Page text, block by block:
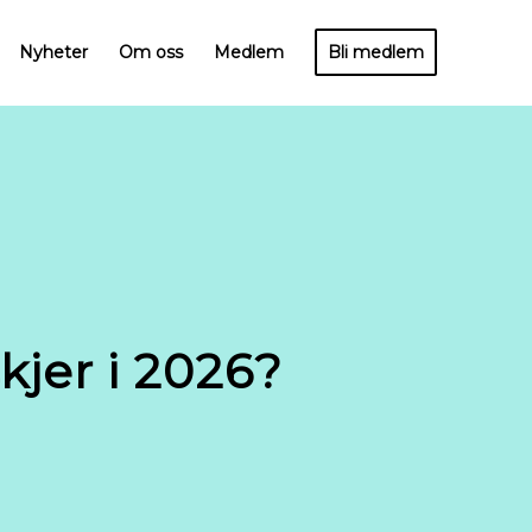
Nyheter Om oss Medlem Bli medlem
i 2026?